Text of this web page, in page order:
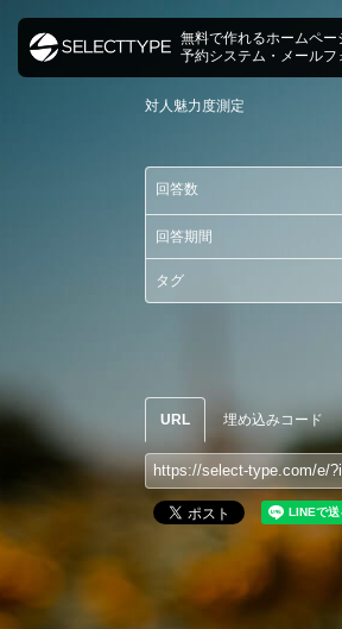
対人魅力度測定
回答数
回答期間
タグ
URL 埋め込みコード
無料で作れるホームペー
予約システム・メールフ